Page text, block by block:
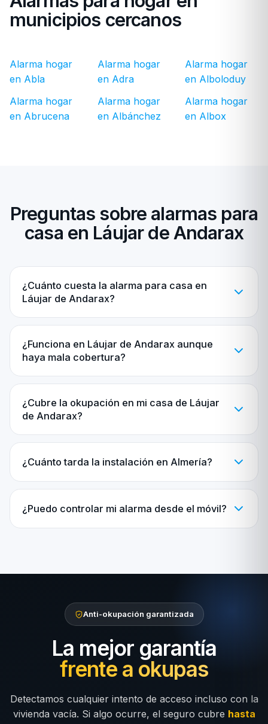
municipios cercanos
Alarma hogar
en Abla
Alarma hogar
en Abrucena
Alarma hogar
en Adra
Alarma hogar
en Albánchez
Alarma hogar
en Alboloduy
Alarma hogar
en Albox
Preguntas sobre alarmas para
casa en Láujar de Andarax
¿Cuánto cuesta la alarma para casa en
Láujar de Andarax?
¿Funciona en Láujar de Andarax aunque
haya mala cobertura?
¿Cubre la okupación en mi casa de Láujar
de Andarax?
¿Cuánto tarda la instalación en Almería?
¿Puedo controlar mi alarma desde el móvil?
Anti-okupación garantizada
La mejor garantía
frente a okupas
Detectamos cualquier intento de acceso incluso con la
vivienda vacía. Si algo ocurre, el seguro cubre hasta